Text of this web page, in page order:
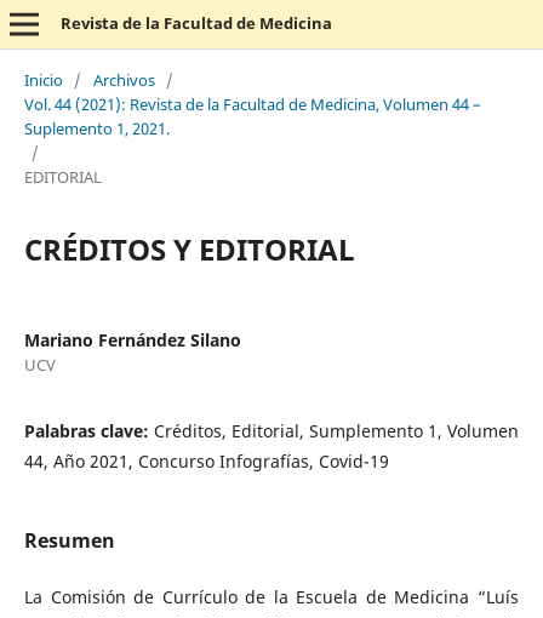
Revista de la Facultad de Medicina
Inicio / Archivos /
Vol. 44 (2021): Revista de la Facultad de Medicina, Volumen 44 –
Suplemento 1, 2021.
/
EDITORIAL
CRÉDITOS Y EDITORIAL
Mariano Fernández Silano
UCV
Palabras clave: Créditos, Editorial, Sumplemento 1, Volumen
44, Año 2021, Concurso Infografías, Covid-19
Resumen
La Comisión de Currículo de la Escuela de Medicina “Luís